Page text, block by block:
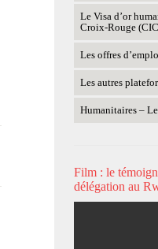
Le Visa d’or
Croix-Rouge
Les offres
Les autres
Humanitaires –
Film : le
délégation au